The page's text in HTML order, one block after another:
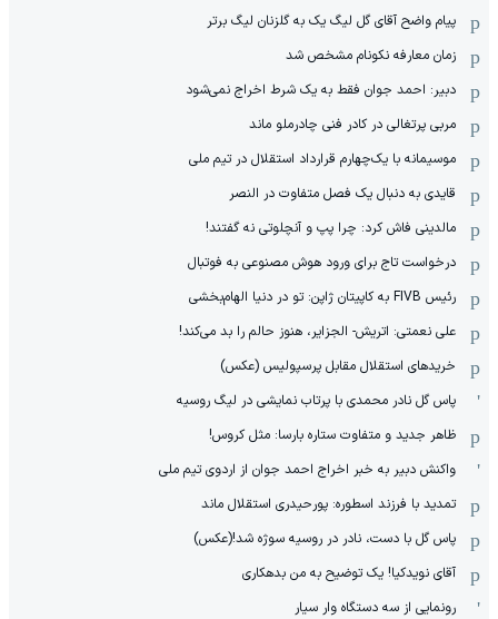
پیام واضح آقای گل لیگ یک به گلزنان لیگ برتر
زمان معارفه نکونام مشخص شد
دبیر: احمد جوان فقط به یک شرط اخراج نمی‌شود
مربی پرتغالی در کادر فنی چادرملو ماند
موسیمانه با یک‌چهارم قرارداد استقلال در تیم ملی
قایدی به دنبال یک فصل متفاوت در النصر
مالدینی فاش کرد: چرا پپ و آنچلوتی نه گفتند!
درخواست تاج برای ورود هوش مصنوعی به فوتبال
رئیس FIVB به کاپیتان ژاپن: تو در دنیا الهام‌بخشی
علی نعمتی: اتریش- الجزایر، هنوز حالم را بد می‌کند!
خریدهای استقلال مقابل پرسپولیس (عکس)
پاس گل نادر محمدی با پرتاب نمایشی در لیگ روسیه
ظاهر جدید و متفاوت ستاره بارسا: مثل کروس!
واکنش دبیر به خبر اخراج احمد جوان از اردوی تیم ملی
تمدید با فرزند اسطوره: پورحیدری استقلال ماند
پاس گل با دست، نادر در روسیه سوژه شد!(عکس)
آقای نویدکیا! یک توضیح به من بدهکاری
رونمایی از سه دستگاه وار سیار